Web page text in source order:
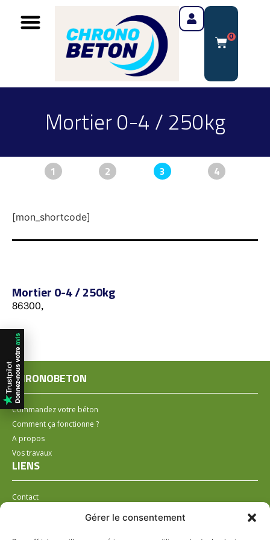
Gérer le consentement
0
Mortier 0-4 / 250kg
1 2 3 4
[mon_shortcode]
Mortier 0-4 / 250kg
86300,
CHRONOBETON
Commandez votre béton
Comment ça fonctionne ?
A propos
Vos travaux
LIENS
Contact